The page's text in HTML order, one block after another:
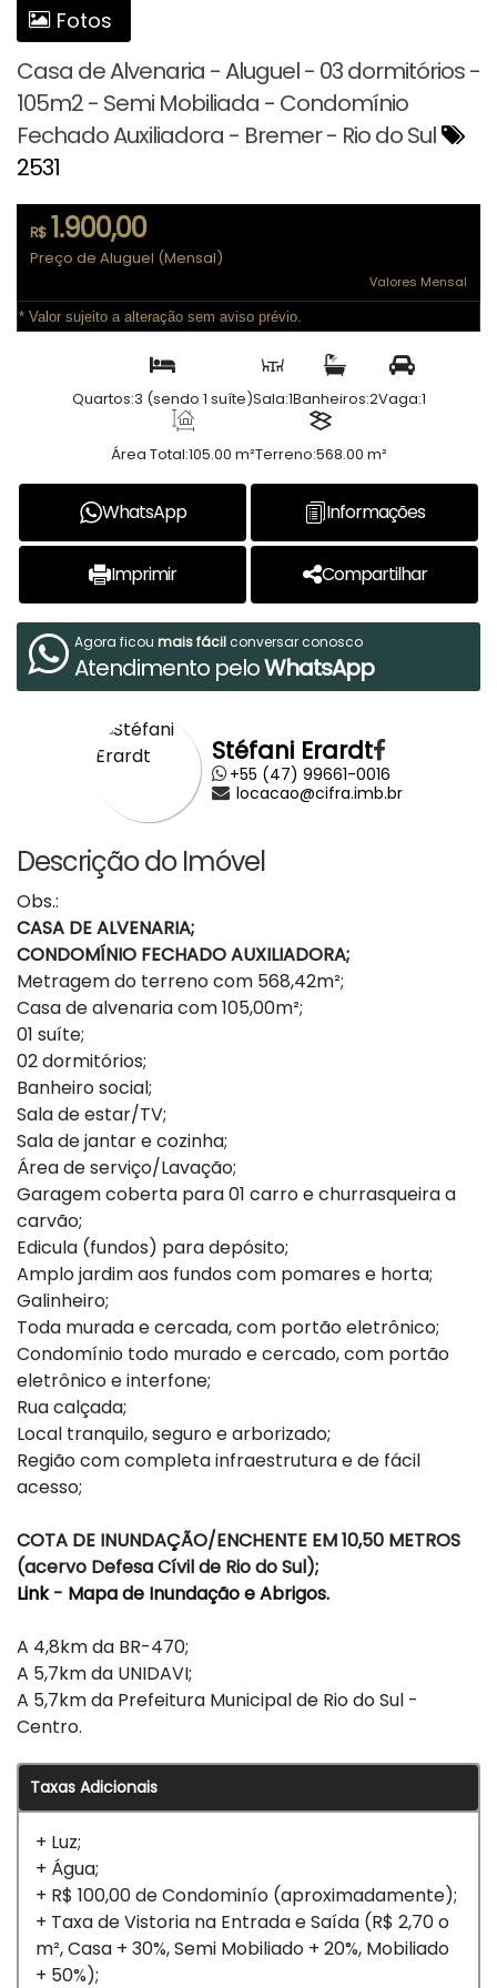
Fotos
Casa de Alvenaria - Aluguel - 03 dormitórios -
105m2 - Semi Mobiliada - Condomínio
Fechado Auxiliadora - Bremer - Rio do Sul
2531
R$1.900,00
Preço de Aluguel (Mensal)
Valores Mensal
* Valor sujeito a alteração sem aviso prévio.
Quartos:3 (sendo 1 suíte)Sala:1Banheiros:2Vaga:1
Área Total:105.00 m²Terreno:568.00 m²
WhatsApp Informações
Imprimir Compartilhar
Agora ficou mais fácilconversar conosco
Atendimento peloWhatsApp
Stéfani Erardt
+55 (47) 99661-0016
locacao@cifra.imb.br
Descrição do Imóvel
Obs.:
CASA DE ALVENARIA;
CONDOMÍNIO FECHADO AUXILIADORA;
Metragem do terreno com 568,42m²;
Casa de alvenaria com 105,00m²;
01 suíte;
02 dormitórios;
Banheiro social;
Sala de estar/TV;
Sala de jantar e cozinha;
Área de serviço/Lavação;
Garagem coberta para 01 carro e churrasqueira a
carvão;
Edicula (fundos) para depósito;
Amplo jardim aos fundos com pomares e horta;
Galinheiro;
Toda murada e cercada, com portão eletrônico;
Condomínio todo murado e cercado, com portão
eletrônico e interfone;
Rua calçada;
Local tranquilo, seguro e arborizado;
Região com completa infraestrutura e de fácil
acesso;
COTA DE INUNDAÇÃO/ENCHENTE EM 10,50 METROS
(acervo Defesa Cívil de Rio do Sul);
Link- Mapa de Inundação e Abrigos.
A 4,8km da BR-470;
A 5,7km da UNIDAVI;
A 5,7km da Prefeitura Municipal de Rio do Sul -
Centro.
Taxas Adicionais
+ Luz;
+ Água;
+ R$ 100,00 de Condominío (aproximadamente);
+ Taxa de Vistoria na Entrada e Saída (R$ 2,70 o
m², Casa + 30%, Semi Mobiliado + 20%, Mobiliado
+ 50%);